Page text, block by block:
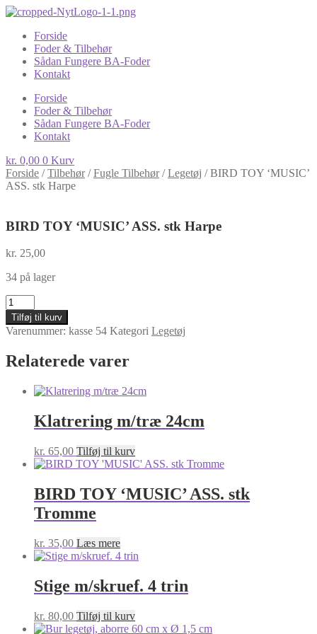
Forside
Foder & Tilbehør
Sådan Fungere BA-Foder
Kontakt
Forside
Foder & Tilbehør
Sådan Fungere BA-Foder
Kontakt
kr. 0,00 0 Kurv
Forside /Tilbehør/Fugle Tilbehør/Legetøj /BIRD TOY ‘MUSIC’
ASS. stk Harpe
BIRD TOY ‘MUSIC’ ASS. stk Harpe
kr. 25,00
34 på lager
BIRD
TOY
'MUSIC'
ASS.
Harpe
Tilføj til kurv
Varenummer: kasse 54 Kategori Legetøj
Relaterede varer
Klatrering m/træ 24cm
kr. 65,00 Tilføj til kurv
BIRD TOY ‘MUSIC’ ASS. stk
Tromme
kr. 35,00 Læs mere
Stige m/skruef. 4 trin
kr. 80,00 Tilføj til kurv